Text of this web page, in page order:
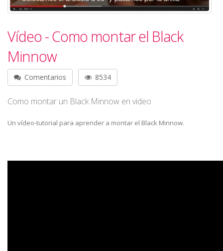
Vídeo - Como montar el Black
Minnow
Comentarios 8534
Como montar un Black Minnow en video
Un vídeo-tutorial para aprender a montar el Black Minnow.